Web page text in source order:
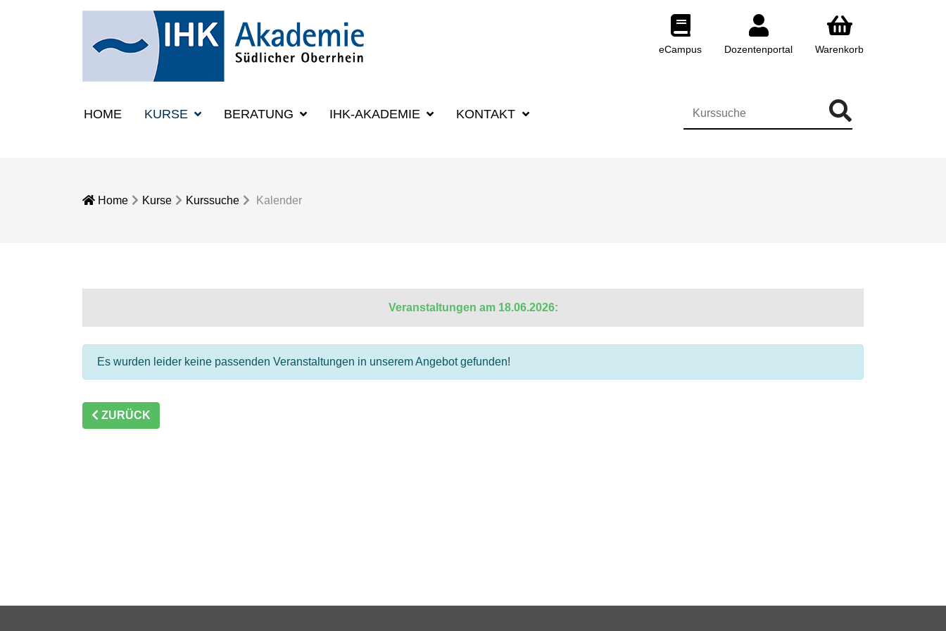
eCampus Dozentenportal Warenkorb
HOME KURSE BERATUNG IHK-AKADEMIE KONTAKT
Home Kurse Kurssuche Kalender
Veranstaltungen am 18.06.2026:
Es wurden leider keine passenden Veranstaltungen in unserem Angebot gefunden!
ZURÜCK